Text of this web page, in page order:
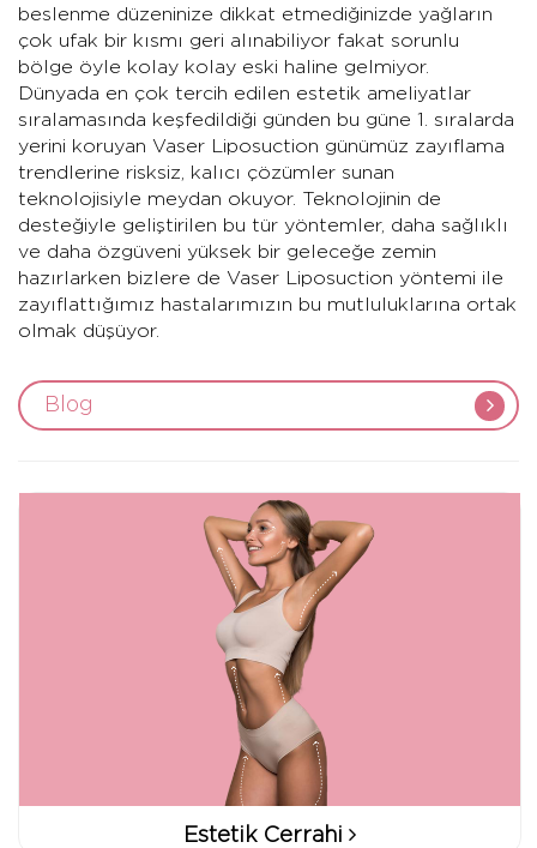
beslenme düzeninize dikkat etmediğinizde yağların
çok ufak bir kısmı geri alınabiliyor fakat sorunlu
bölge öyle kolay kolay eski haline gelmiyor.
Dünyada en çok tercih edilen estetik ameliyatlar
sıralamasında keşfedildiği günden bu güne 1. sıralarda
yerini koruyan Vaser Liposuction günümüz zayıflama
trendlerine risksiz, kalıcı çözümler sunan
teknolojisiyle meydan okuyor. Teknolojinin de
desteğiyle geliştirilen bu tür yöntemler, daha sağlıklı
ve daha özgüveni yüksek bir geleceğe zemin
hazırlarken bizlere de Vaser Liposuction yöntemi ile
zayıflattığımız hastalarımızın bu mutluluklarına ortak
olmak düşüyor.
Blog
Estetik Cerrahi